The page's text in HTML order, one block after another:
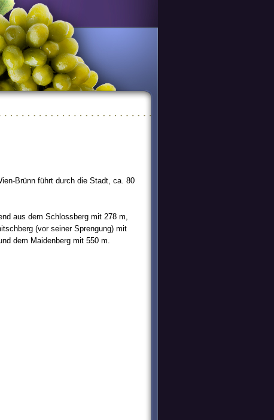
Brünn führt durch die Stadt, ca. 80
aus dem Schlossberg mit 278 m,
(vor seiner Sprengung) mit
dem Maidenberg mit 550 m.